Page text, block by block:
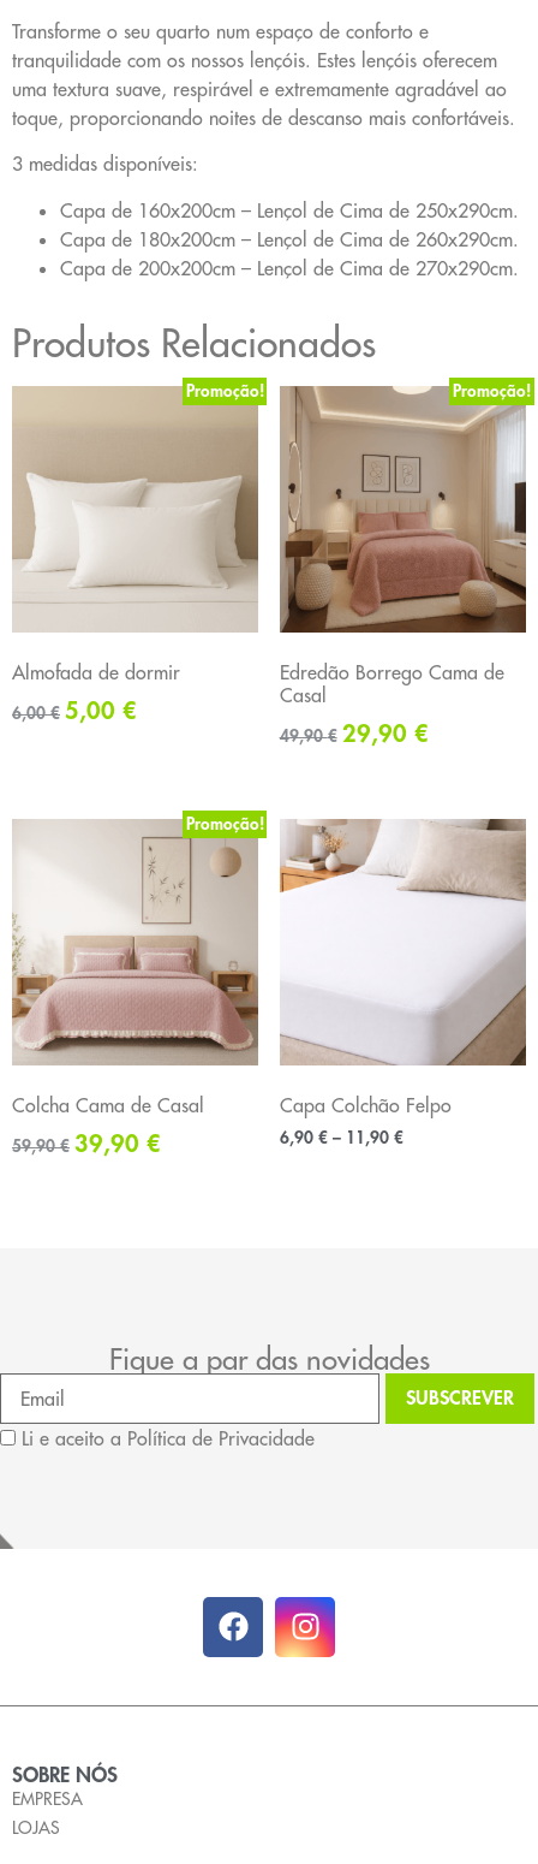
Transforme o seu quarto num espaço de conforto e
tranquilidade com os nossos lençóis. Estes lençóis oferecem
uma textura suave, respirável e extremamente agradável ao
toque, proporcionando noites de descanso mais confortáveis.
3 medidas disponíveis:
Capa de 160x200cm – Lençol de Cima de 250x290cm.
Capa de 180x200cm – Lençol de Cima de 260x290cm.
Capa de 200x200cm – Lençol de Cima de 270x290cm.
Produtos Relacionados
Promoção!
Almofada de dormir
6,00€ 5,00 €
Promoção!
Edredão Borrego Cama de
Casal
49,90€ 29,90 €
Promoção!
Colcha Cama de Casal
59,90€ 39,90 €
Capa Colchão Felpo
6,90 € – 11,90 €
Fique a par das novidades
Li e aceito a Política de Privacidade
SOBRE NÓS
EMPRESA
LOJAS